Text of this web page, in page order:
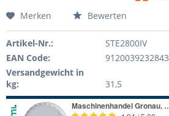
Merken Bewerten
Artikel-Nr.:
STE2800IV
EAN Code:
9120039232843
Versandgewicht in
kg:
31,5